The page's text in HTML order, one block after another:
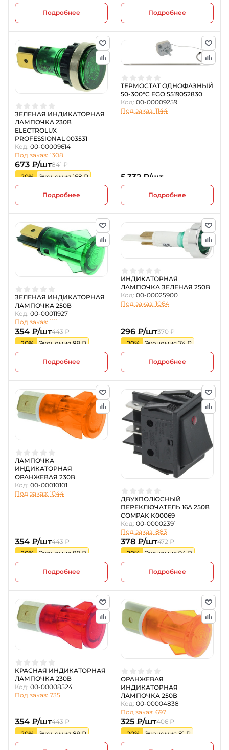
Подробнее Подробнее
ЗЕЛЕНАЯ ИНДИКАТОРНАЯ
ЛАМПОЧКА 230В
ELECTROLUX
PROFESSIONAL 003531
Код: 00-00009614
Под заказ: 1308
673 ₽/шт841 ₽
-20%
Экономия 168 ₽
Подробнее
ТЕРМОСТАТ ОДНОФАЗНЫЙ
50-300°C EGO 5519052830
Код: 00-00009259
Под заказ: 1144
5 332 ₽/шт
Подробнее
ЗЕЛЕНАЯ ИНДИКАТОРНАЯ
ЛАМПОЧКА 250В
Код: 00-00011927
Под заказ: 1111
354 ₽/шт443 ₽
-20%
Экономия 89 ₽
Подробнее
ИНДИКАТОРНАЯ
ЛАМПОЧКА ЗЕЛЕНАЯ 250В
Код: 00-00025900
Под заказ: 1064
296 ₽/шт370 ₽
-20%
Экономия 74 ₽
Подробнее
ЛАМПОЧКА
ИНДИКАТОРНАЯ
ОРАНЖЕВАЯ 230В
Код: 00-00010101
Под заказ: 1044
354 ₽/шт443 ₽
-20%
Экономия 89 ₽
Подробнее
ДВУХПОЛЮСНЫЙ
ПЕРЕКЛЮЧАТЕЛЬ 16А 250В
COMPAK K00069
Код: 00-00002391
Под заказ: 883
378 ₽/шт472 ₽
-20%
Экономия 94 ₽
Подробнее
КРАСНАЯ ИНДИКАТОРНАЯ
ЛАМПОЧКА 230В
Код: 00-00008524
Под заказ: 735
354 ₽/шт443 ₽
-20%
Экономия 89 ₽
ОРАНЖЕВАЯ
ИНДИКАТОРНАЯ
ЛАМПОЧКА 250В
Код: 00-00004838
Под заказ: 697
325 ₽/шт406 ₽
-20%
Экономия 81 ₽